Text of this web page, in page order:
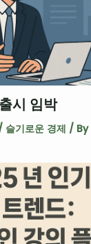
시 임박
슬기로운 경제 / By